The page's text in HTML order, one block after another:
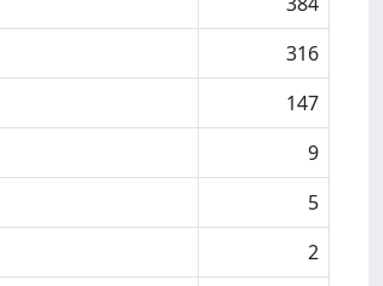
316
147
9
5
2